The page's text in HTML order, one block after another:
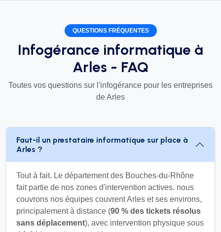
QUESTIONS FRÉQUENTES
Infogérance informatique à
Arles - FAQ
Toutes vos questions sur l'infogérance pour les entreprises
de Arles
Faut-il un prestataire informatique sur place à
Arles ?
Tout à fait. Le département des Bouches-du-Rhône
fait partie de nos zones d'intervention actives. nous
couvrons nos équipes couvrent Arles et ses environs,
principalement à distance (90 % des tickets résolus
sans déplacement), avec intervention physique sous